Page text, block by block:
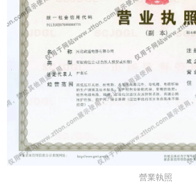
營業執照